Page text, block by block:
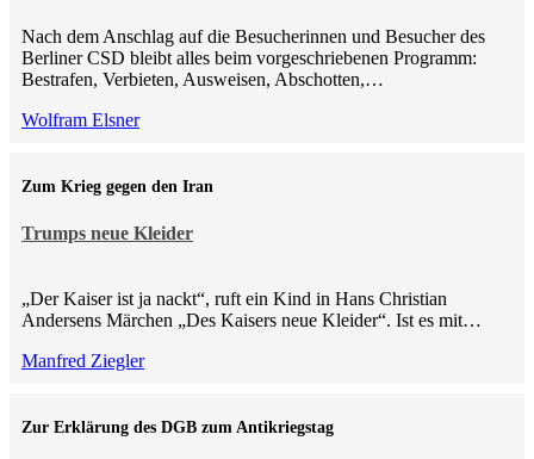
Nach dem Anschlag auf die Besucherinnen und Besucher des
Berliner CSD bleibt alles beim vorgeschriebenen Programm:
Bestrafen, Verbieten, Ausweisen, Abschotten,…
Wolfram Elsner
Trumps neue Kleider
Zum Krieg gegen den Iran
„Der Kaiser ist ja nackt“, ruft ein Kind in Hans Christian
Andersens Märchen „Des Kaisers neue Kleider“. Ist es mit…
Manfred Ziegler
Zur Erklärung des DGB zum Antikriegstag